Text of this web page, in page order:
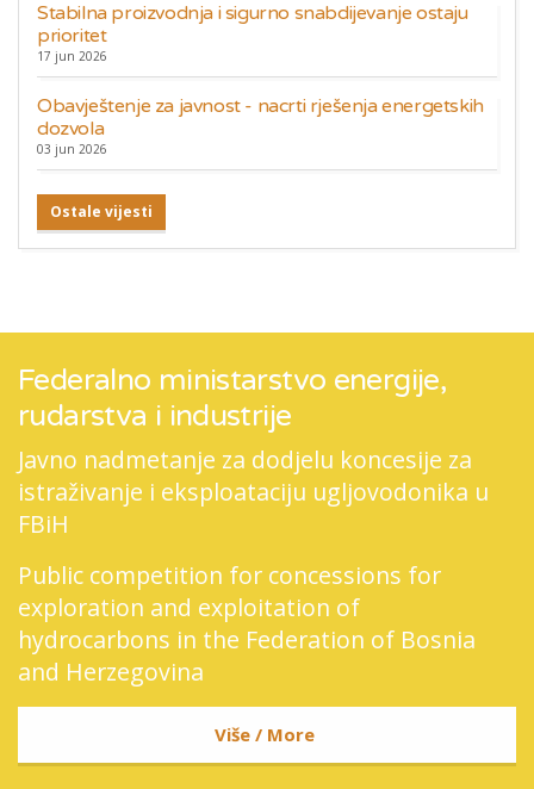
Stabilna proizvodnja i sigurno snabdijevanje ostaju
prioritet
17 jun 2026
Obavještenje za javnost - nacrti rješenja energetskih
dozvola
03 jun 2026
Ostale vijesti
Federalno ministarstvo energije,
rudarstva i industrije
Javno nadmetanje za dodjelu koncesije za
istraživanje i eksploataciju ugljovodonika u
FBiH
Public competition for concessions for
exploration and exploitation of
hydrocarbons in the Federation of Bosnia
and Herzegovina
Više / More